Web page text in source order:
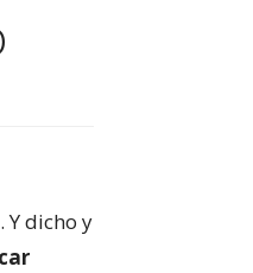
Y dicho y